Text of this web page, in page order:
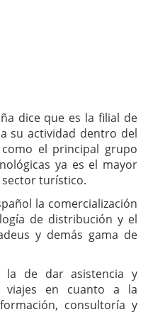
dice que es la filial de
su actividad dentro del
el principal grupo
ya es el mayor
turístico.
la comercialización
de distribución y el
y demás gama de
la de dar asistencia y
viajes en cuanto a la
consultoría y